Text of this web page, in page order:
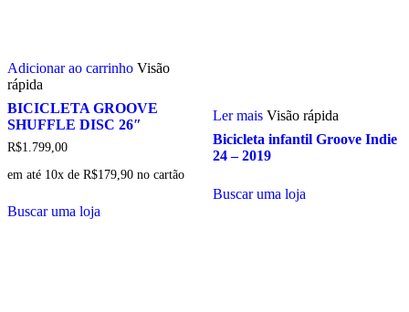
Adicionar ao carrinho Visão
rápida
BICICLETA GROOVE
SHUFFLE DISC 26″
R$1.799,00
em até 10x de R$179,90 no cartão
Buscar uma loja
Ler mais Visão rápida
Bicicleta infantil Groove Indie
24 – 2019
Buscar uma loja